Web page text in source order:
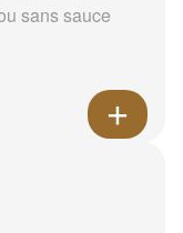
sans sauce